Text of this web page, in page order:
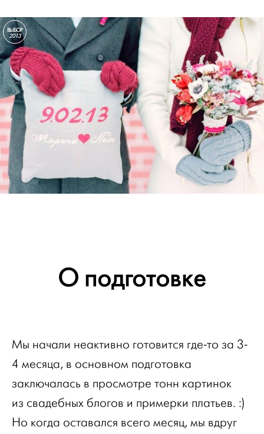
ВЫБОР
2013
О подготовке
Мы начали неактивно готовится где-то за 3-
4 месяца, в основном подготовка
заключалась в просмотре тонн картинок
из свадебных блогов и примерки платьев. :)
Но когда оставался всего месяц, мы вдруг